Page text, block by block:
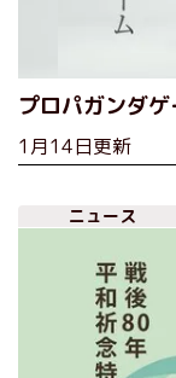
プロパガンダ
1月14日更新
ニュース